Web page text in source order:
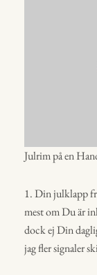
Julrim på en
1. Din julklapp
mest om Du är
dock ej Din
jag fler signaler